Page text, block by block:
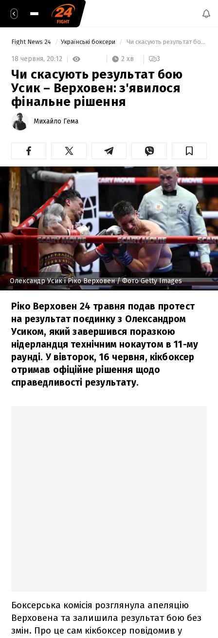
Fight News 24 Українські боксери Чи скасують результат бою Усик – Верховен: з'явилося фінальне рішення
18 червня, 20:12 2 хв 3
Чи скасують результат бою
Усик – Верховен: з'явилося
фінальне рішення
Михайло Гема
Олександр Усик і Ріко Верховен/ Фото Getty Images
Ріко Верховен 24 травня подав протест
на результат поєдинку з Олександром
Усиком, який завершився поразкою
нідерландця технічним нокаутом в 11-му
раунді. У вівторок, 16 червня, кікбоксер
отримав офіційне рішення щодо
справедливості результату.
Боксерська комісія розглянула апеляцію
Верховена та залишила результат бою без
змін. Про це сам кікбоксер повідомив у